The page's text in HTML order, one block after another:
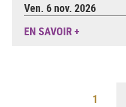
Ven. 6 nov. 2026
EN SAVOIR +
1